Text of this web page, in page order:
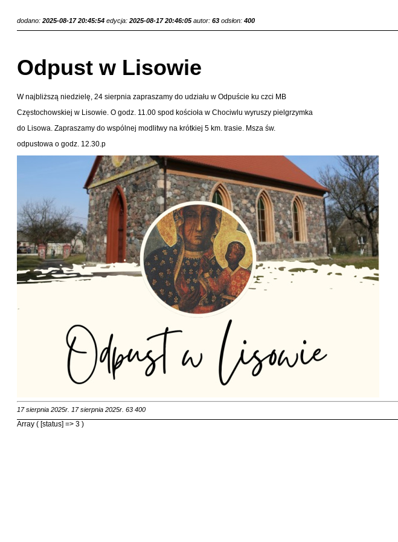
dodano: 2025-08-17 20:45:54 edycja: 2025-08-17 20:46:05 autor: 63 odsłon: 400
Odpust w Lisowie
W najbliższą niedzielę, 24 sierpnia zapraszamy do udziału w Odpuście ku czci MB
Częstochowskiej w Lisowie. O godz. 11.00 spod kościoła w Chociwlu wyruszy pielgrzymka
do Lisowa. Zapraszamy do wspólnej modlitwy na krótkiej 5 km. trasie. Msza św.
odpustowa o godz. 12.30.p
17 sierpnia 2025r. 17 sierpnia 2025r. 63 400
Array ( [status] => 3 )